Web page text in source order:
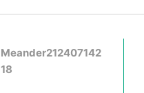
Meander212407142
18